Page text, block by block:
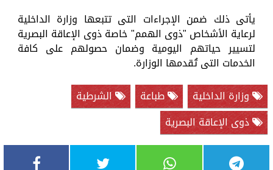
يأتى ذلك ضمن الإجراءات التى تتبعها وزارة الداخلية
لرعاية الأشخاص "ذوى الهمم" خاصة ذوى الإعاقة البصرية
لتسيير حياتهم اليومية وضمان حصولهم على كافة
الخدمات التى تُقدمها الوزارة.
وزارة الداخلية
طباعة
الشرطية
ذوى الإعاقة البصرية